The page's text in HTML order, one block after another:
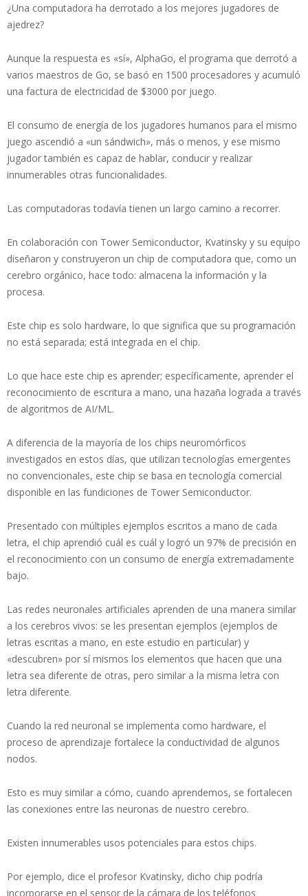
¿Una computadora ha derrotado a los mejores jugadores de
ajedrez?
Aunque la respuesta es «sí», AlphaGo, el programa que derrotó a
varios maestros de Go, se basó en 1500 procesadores y acumuló
una factura de electricidad de $3000 por juego.
El consumo de energía de los jugadores humanos para el mismo
juego ascendió a «un sándwich», más o menos, y ese mismo
jugador también es capaz de hablar, conducir y realizar
innumerables otras funcionalidades.
Las computadoras todavía tienen un largo camino a recorrer.
En colaboración con Tower Semiconductor, Kvatinsky y su equipo
diseñaron y construyeron un chip de computadora que, como un
cerebro orgánico, hace todo: almacena la información y la
procesa.
Este chip es solo hardware, lo que significa que su programación
no está separada; está integrada en el chip.
Lo que hace este chip es aprender; específicamente, aprender el
reconocimiento de escritura a mano, una hazaña lograda a través
de algoritmos de AI/ML.
A diferencia de la mayoría de los chips neuromórficos
investigados en estos días, que utilizan tecnologías emergentes
no convencionales, este chip se basa en tecnología comercial
disponible en las fundiciones de Tower Semiconductor.
Presentado con múltiples ejemplos escritos a mano de cada
letra, el chip aprendió cuál es cuál y logró un 97% de precisión en
el reconocimiento con un consumo de energía extremadamente
bajo.
Las redes neuronales artificiales aprenden de una manera similar
a los cerebros vivos: se les presentan ejemplos (ejemplos de
letras escritas a mano, en este estudio en particular) y
«descubren» por sí mismos los elementos que hacen que una
letra sea diferente de otras, pero similar a la misma letra con
letra diferente.
Cuando la red neuronal se implementa como hardware, el
proceso de aprendizaje fortalece la conductividad de algunos
nodos.
Esto es muy similar a cómo, cuando aprendemos, se fortalecen
las conexiones entre las neuronas de nuestro cerebro.
Existen innumerables usos potenciales para estos chips.
Por ejemplo, dice el profesor Kvatinsky, dicho chip podría
incorporarse en el sensor de la cámara de los teléfonos